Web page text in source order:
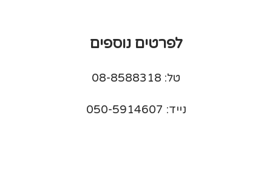
לפרטים נוספים
טל: 08-8588318
נייד: 050-5914607